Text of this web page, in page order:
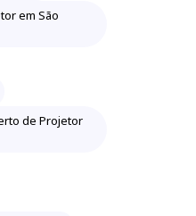
em São
de Projetor